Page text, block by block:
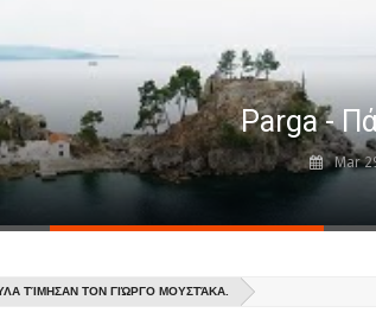
Parga -
Mar
ΤΊΜΗΣΑΝ ΤΟΝ ΓΙΏΡΓΟ ΜΟΥΣΤΆΚΑ.